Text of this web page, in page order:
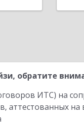
обратите
ИТС) на
аттестованных